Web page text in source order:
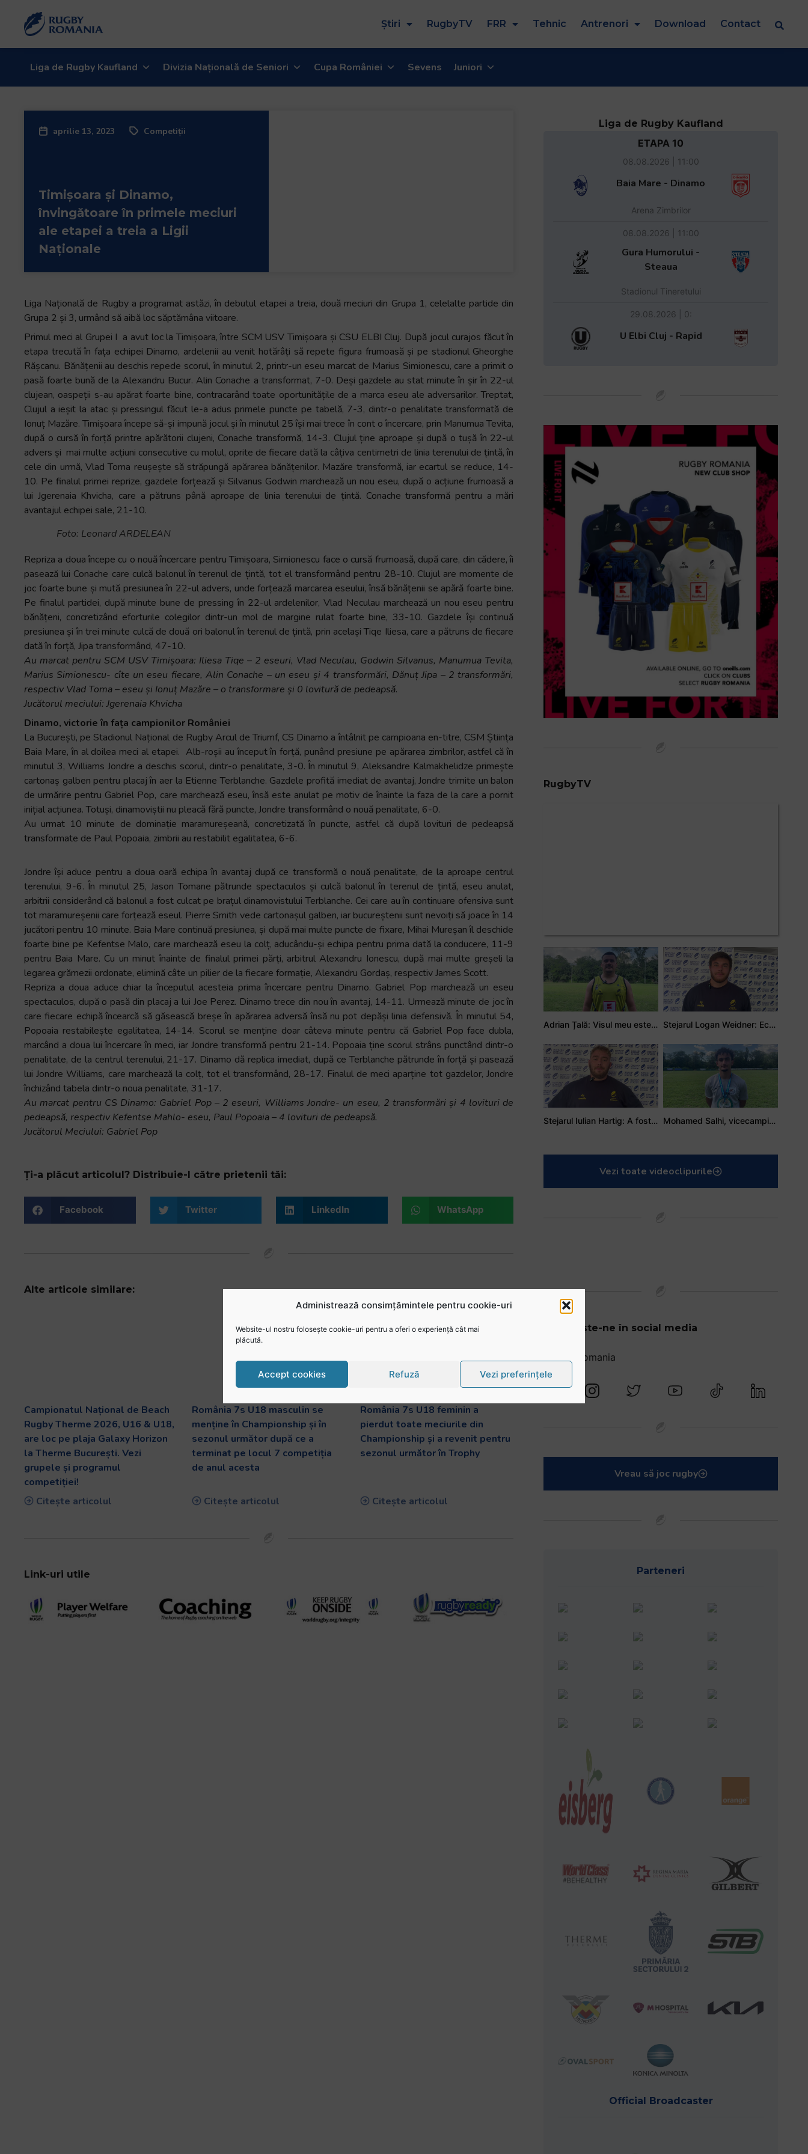
Administrează consimțămintele pentru cookie-uri
Website-ul nostru folosește cookie-uri pentru a oferi o experiență cât mai
plăcută.
Accept cookies Refuză Vezi preferințele
Știri RugbyTV FRR Tehnic Antrenori Download Contact
Liga de Rugby Kaufland Divizia Națională de Seniori Cupa României Sevens Juniori
aprilie 13, 2023 Competiții
Timișoara și Dinamo,
învingătoare în primele meciuri
ale etapei a treia a Ligii
Naționale
Liga Națională de Rugby a programat astăzi, în debutul etapei a treia, două meciuri din Grupa 1, celelalte partide din
Grupa 2 și 3, urmând să aibă loc săptămâna viitoare.
Primul meci al Grupei I a avut loc la Timișoara, între SCM USV Timișoara și CSU ELBI Cluj. După jocul curajos făcut în
etapa trecută în fața echipei Dinamo, ardelenii au venit hotărâți să repete figura frumoasă și pe stadionul Gheorghe
Rășcanu. Bănățenii au deschis repede scorul, în minutul 2, printr-un eseu marcat de Marius Simionescu, care a primit o
pasă foarte bună de la Alexandru Bucur. Alin Conache a transformat, 7-0. Deși gazdele au stat minute în șir în 22-ul
clujean, oaspeții s-au apărat foarte bine, contracarând toate oportunitățile de a marca eseu ale adversarilor. Treptat,
Clujul a ieșit la atac și pressingul făcut le-a adus primele puncte pe tabelă, 7-3, dintr-o penalitate transformată de
Ionuț Mazăre. Timișoara începe să-și impună jocul și în minutul 25 își mai trece în cont o încercare, prin Manumua Tevita,
după o cursă în forță printre apărătorii clujeni, Conache transformă, 14-3. Clujul ține aproape și după o tușă în 22-ul
advers și mai multe acțiuni consecutive cu molul, oprite de fiecare dată la câțiva centimetri de linia terenului de țintă, în
cele din urmă, Vlad Toma reușește să străpungă apărarea bănățenilor. Mazăre transformă, iar ecartul se reduce, 14-
10. Pe finalul primei reprize, gazdele forțează și Silvanus Godwin marchează un nou eseu, după o acțiune frumoasă a
lui Jgerenaia Khvicha, care a pătruns până aproape de linia terenului de țintă. Conache transformă pentru a mări
avantajul echipei sale, 21-10.
Foto: Leonard ARDELEAN
Repriza a doua începe cu o nouă încercare pentru Timișoara, Simionescu face o cursă frumoasă, după care, din cădere, îi
pasează lui Conache care culcă balonul în terenul de țintă, tot el transformând pentru 28-10. Clujul are momente de
joc foarte bune și mută presiunea în 22-ul advers, unde forțează marcarea eseului, însă bănățenii se apără foarte bine.
Pe finalul partidei, după minute bune de pressing în 22-ul ardelenilor, Vlad Neculau marchează un nou eseu pentru
bănățeni, concretizând eforturile colegilor dintr-un mol de margine rulat foarte bine, 33-10. Gazdele își continuă
presiunea și în trei minute culcă de două ori balonul în terenul de țintă, prin același Tiqe Iliesa, care a pătruns de fiecare
dată în forță, Jipa transformând, 47-10.
Au marcat pentru SCM USV Timișoara: Iliesa Tiqe – 2 eseuri, Vlad Neculau, Godwin Silvanus, Manumua Tevita,
Marius Simionescu- cîte un eseu fiecare, Alin Conache – un eseu și 4 transformări, Dănuț Jipa – 2 transformări,
respectiv Vlad Toma – eseu și Ionuț Mazăre – o transformare și 0 lovitură de pedeapsă.
Jucătorul meciului: Jgerenaia Khvicha
Dinamo, victorie în fața campionilor României
La București, pe Stadionul Național de Rugby Arcul de Triumf, CS Dinamo a întâlnit pe campioana en-titre, CSM Știința
Baia Mare, în al doilea meci al etapei. Alb-roșii au început în forță, punând presiune pe apărarea zimbrilor, astfel că în
minutul 3, Williams Jondre a deschis scorul, dintr-o penalitate, 3-0. În minutul 9, Aleksandre Kalmakhelidze primește
cartonaș galben pentru placaj în aer la Etienne Terblanche. Gazdele profită imediat de avantaj, Jondre trimite un balon
de urmărire pentru Gabriel Pop, care marchează eseu, însă este anulat pe motiv de înainte la faza de la care a pornit
inițial acțiunea. Totuși, dinamoviștii nu pleacă fără puncte, Jondre transformând o nouă penalitate, 6-0.
Au urmat 10 minute de dominație maramureșeană, concretizată în puncte, astfel că după lovituri de pedeapsă
transformate de Paul Popoaia, zimbrii au restabilit egalitatea, 6-6.
Jondre își aduce pentru a doua oară echipa în avantaj după ce transformă o nouă penalitate, de la aproape centrul
terenului, 9-6. În minutul 25, Jason Tomane pătrunde spectaculos și culcă balonul în terenul de țintă, eseu anulat,
arbitrii considerând că balonul a fost culcat pe brațul dinamovistului Terblanche. Cei care au în continuare ofensiva sunt
tot maramureșenii care forțează eseul. Pierre Smith vede cartonașul galben, iar bucureștenii sunt nevoiți să joace în 14
jucători pentru 10 minute. Baia Mare continuă presiunea, și după mai multe puncte de fixare, Mihai Mureșan îl deschide
foarte bine pe Kefentse Malo, care marchează eseu la colț, aducându-și echipa pentru prima dată la conducere, 11-9
pentru Baia Mare. Cu un minut înainte de finalul primei părți, arbitrul Alexandru Ionescu, după mai multe greșeli la
legarea grămezii ordonate, elimină câte un pilier de la fiecare formație, Alexandru Gordaș, respectiv James Scott.
Repriza a doua aduce chiar la începutul acesteia prima încercare pentru Dinamo. Gabriel Pop marchează un eseu
spectaculos, după o pasă din placaj a lui Joe Perez. Dinamo trece din nou în avantaj, 14-11. Urmează minute de joc în
care fiecare echipă încearcă să găsească breșe în apărarea adversă însă nu pot depăși linia defensivă. În minutul 54,
Popoaia restabilește egalitatea, 14-14. Scorul se menține doar câteva minute pentru că Gabriel Pop face dubla,
marcând a doua lui încercare în meci, iar Jondre transformă pentru 21-14. Popoaia ține scorul strâns punctând dintr-o
penalitate, de la centrul terenului, 21-17. Dinamo dă replica imediat, după ce Terblanche pătrunde în forță și pasează
lui Jondre Williams, care marchează la colț, tot el transformând, 28-17. Finalul de meci aparține tot gazdelor, Jondre
închizând tabela dintr-o noua penalitate, 31-17.
Au marcat pentru CS Dinamo: Gabriel Pop – 2 eseuri, Williams Jondre- un eseu, 2 transformări și 4 lovituri de
pedeapsă, respectiv Kefentse Mahlo- eseu, Paul Popoaia – 4 lovituri de pedeapsă.
Jucătorul Meciului: Gabriel Pop
Ți-a plăcut articolul? Distribuie-l către prietenii tăi:
Facebook Twitter LinkedIn WhatsApp
Alte articole similare:
Campionatul Național de Beach
Rugby Therme 2026, U16 & U18,
are loc pe plaja Galaxy Horizon
la Therme București. Vezi
grupele și programul
competiției!
Citește articolul
România 7s U18 masculin se
menține în Championship și în
sezonul următor după ce a
terminat pe locul 7 competiția
de anul acesta
Citește articolul
România 7s U18 feminin a
pierdut toate meciurile din
Championship și a revenit pentru
sezonul următor în Trophy
Citește articolul
Link-uri utile
Liga de Rugby Kaufland
ETAPA 10
08.08.2026 | 11:00
Baia Mare - Dinamo
Arena Zimbrilor
08.08.2026 | 11:00
Gura Humorului -
Steaua
Stadionul Tineretului
29.08.2026 | 0:
U Elbi Cluj - Rapid
RugbyTV
Adrian Țală: Visul meu este să debutez pentru România Stejarul Logan Weidner: Echipa a muncit mult, iar asta se va vedea în meciurile de la Nations Cup
Stejarul Iulian Hartig: A fost un turneu care a unit mai mult echipa Mohamed Salhi, vicecampion național juniori I: Rugby-ul te învață să accepți și înfrângerile
Vezi toate videoclipurile
Urmărește-ne în social media
@rugbyromania
Vreau să joc rugby
Parteneri
Official Broadcaster